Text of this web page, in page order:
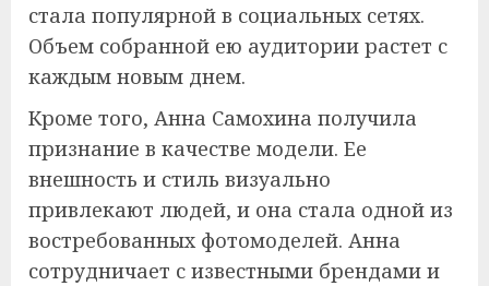
стала популярной в социальных сетях.
Объем собранной ею аудитории растет с
каждым новым днем.
Кроме того, Анна Самохина получила
признание в качестве модели. Ее
внешность и стиль визуально
привлекают людей, и она стала одной из
востребованных фотомоделей. Анна
сотрудничает с известными брендами и